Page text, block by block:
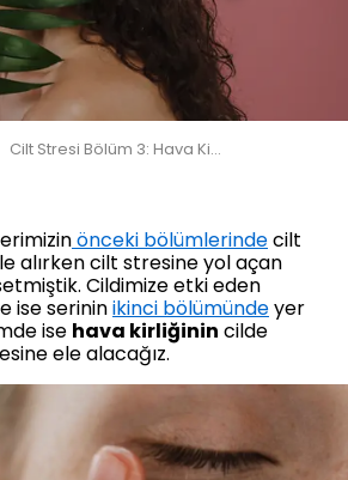
Cilt Stresi Bölüm 3: Hava Kirliliği
önceki bölümlerindecilt
alırken cilt stresine yol açan
Cildimize etki eden
ise serininikinci bölümündeyer
ise hava kirliğinin cilde
ele alacağız.